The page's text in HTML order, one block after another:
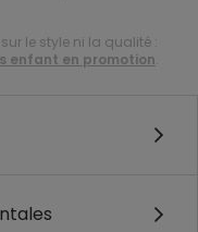
le style ni la qualité :
enfant en promotion.